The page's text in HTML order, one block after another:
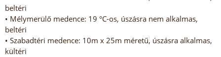
beltéri
• Mélymerülő medence: 19 °C-os, úszásra nem alkalmas,
beltéri
• Szabadtéri medence: 10m x 25m méretű, úszásra alkalmas,
kültéri